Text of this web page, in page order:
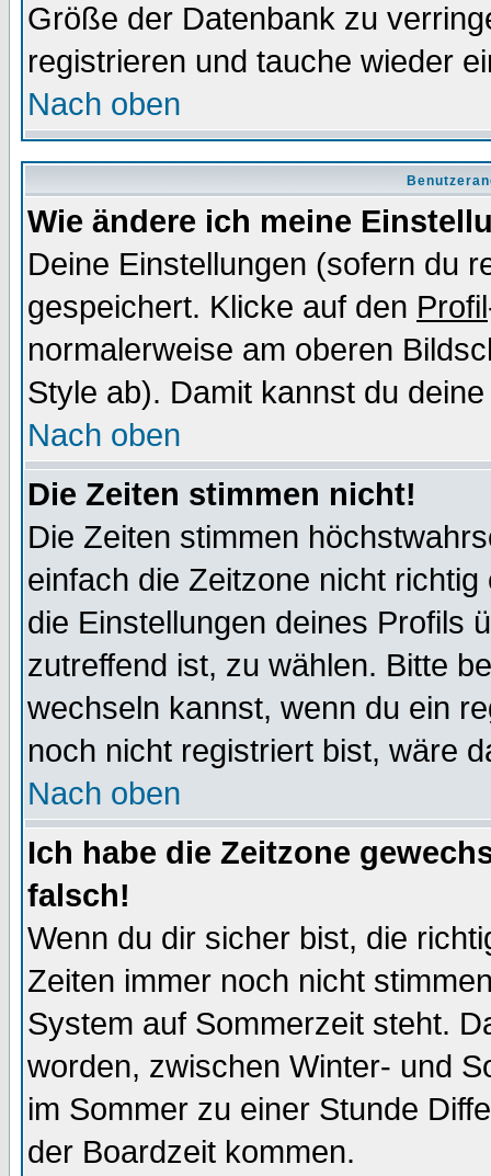
Größe der Datenbank zu
registrieren und tauche wieder
Nach oben
Wie ändere ich meine
Deine Einstellungen (sofern du
gespeichert. Klicke auf den Profil
normalerweise am oberen
Style ab). Damit kannst du
Nach oben
Die Zeiten stimmen nicht!
Die Zeiten stimmen
einfach die Zeitzone nicht
die Einstellungen deines Profils
zutreffend ist, zu wählen. Bitte
wechseln kannst, wenn du ein
noch nicht registriert bist, wäre
Nach oben
Ich habe die Zeitzone
falsch!
Wenn du dir sicher bist, die
Zeiten immer noch nicht
System auf Sommerzeit steht.
worden, zwischen Winter- und
im Sommer zu einer Stunde
der Boardzeit kommen.